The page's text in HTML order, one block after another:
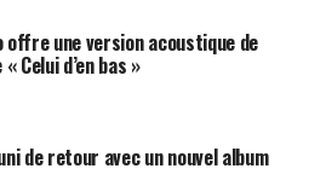
ICI
offre une version acoustique de
Celui d’en bas »
de retour avec un nouvel album